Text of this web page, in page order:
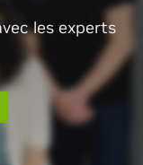
les experts